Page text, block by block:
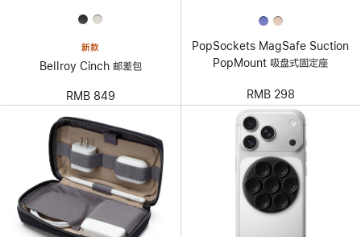
新款
Bellroy Cinch 邮差包
RMB 849
PopSockets MagSafe Suction
PopMount 吸盘式固定座
RMB 298